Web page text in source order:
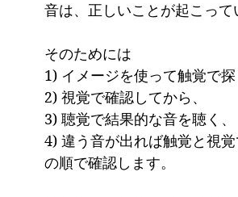
音は、正しいことが起こって
そのためには
1) イメージを使って触覚で探
2) 視覚で確認してから、
3) 聴覚で結果的な音を聴く、
4) 違う音が出れば触覚と視
の順で確認します。